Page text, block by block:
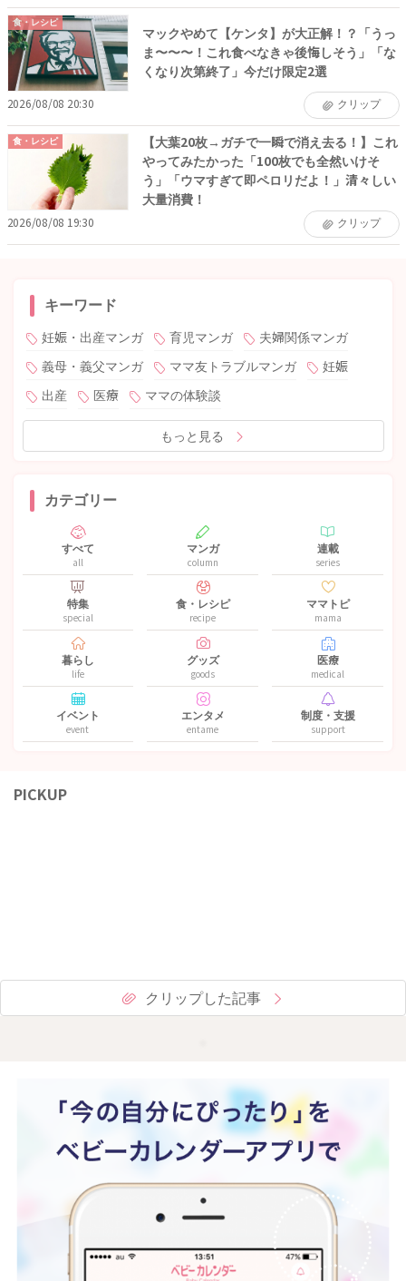
食・レシピ
マックやめて【ケンタ】が大正解！？「うっ
ま〜〜〜！これ食べなきゃ後悔しそう」「な
くなり次第終了」今だけ限定2選
2026/08/08 20:30 クリップ
食・レシピ
【大葉20枚→ガチで一瞬で消え去る！】これ
やってみたかった「100枚でも全然いけそ
う」「ウマすぎて即ペロリだよ！」清々しい
大量消費！
2026/08/08 19:30 クリップ
キーワード
妊娠・出産マンガ 育児マンガ
夫婦関係マンガ
義母・義父マンガ
ママ友トラブルマンガ
妊娠
出産
医療 ママの体験談
もっと見る
カテゴリー
すべて
all
マンガ
column
連載
series
特集
special
食・レシピ
recipe
ママトピ
mama
暮らし
life
グッズ
goods
医療
medical
イベント
event
エンタメ
entame
制度・支援
support
PICKUP
クリップした記事